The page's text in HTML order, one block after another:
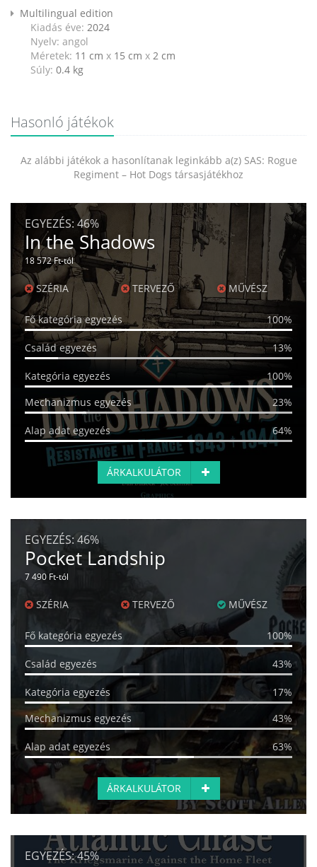
Multilingual edition
Kiadás éve: 2024
Nyelv: angol
Méretek: 11 cm x 15 cm x 2 cm
Súly: 0.4 kg
Hasonló játékok
Az alábbi játékok a hasonlítanak leginkább a(z) SAS: Rogue
Regiment – Hot Dogs társasjátékhoz
EGYEZÉS: 46%
In the Shadows
18 572 Ft-tól
SZÉRIA TERVEZŐ MŰVÉSZ
Fő kategória egyezés 100%
Család egyezés 13%
Kategória egyezés
100%
Mechanizmus egyezés
23%
Alap adat egyezés 64%
ÁRKALKULÁTOR
EGYEZÉS: 46%
Pocket Landship
7 490 Ft-tól
SZÉRIA TERVEZŐ MŰVÉSZ
Fő kategória egyezés 100%
Család egyezés 43%
Kategória egyezés
17%
Mechanizmus egyezés
43%
Alap adat egyezés 63%
ÁRKALKULÁTOR
EGYEZÉS:45%